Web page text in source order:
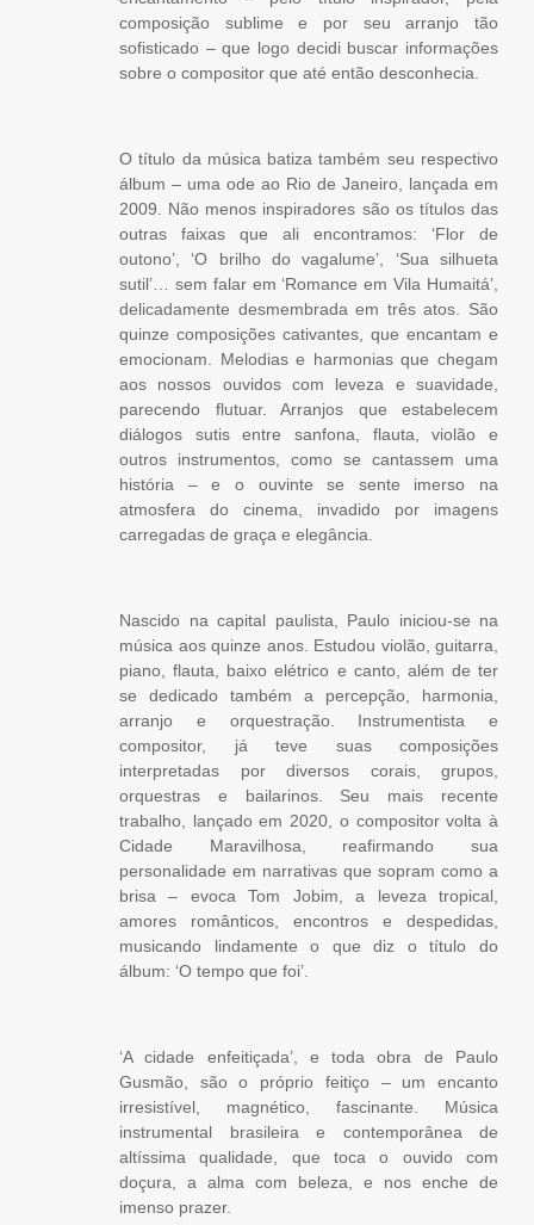
composição sublime e por seu arranjo tão
sofisticado – que logo decidi buscar informações
sobre o compositor que até então desconhecia.
O título da música batiza também seu respectivo
álbum – uma ode ao Rio de Janeiro, lançada em
2009. Não menos inspiradores são os títulos das
outras faixas que ali encontramos: ‘Flor de
outono’, ‘O brilho do vagalume’, ‘Sua silhueta
sutil’… sem falar em ‘Romance em Vila Humaitá’,
delicadamente desmembrada em três atos. São
quinze composições cativantes, que encantam e
emocionam. Melodias e harmonias que chegam
aos nossos ouvidos com leveza e suavidade,
parecendo flutuar. Arranjos que estabelecem
diálogos sutis entre sanfona, flauta, violão e
outros instrumentos, como se cantassem uma
história – e o ouvinte se sente imerso na
atmosfera do cinema, invadido por imagens
carregadas de graça e elegância.
Nascido na capital paulista, Paulo iniciou-se na
música aos quinze anos. Estudou violão, guitarra,
piano, flauta, baixo elétrico e canto, além de ter
se dedicado também a percepção, harmonia,
arranjo e orquestração. Instrumentista e
compositor, já teve suas composições
interpretadas por diversos corais, grupos,
orquestras e bailarinos. Seu mais recente
trabalho, lançado em 2020, o compositor volta à
Cidade Maravilhosa, reafirmando sua
personalidade em narrativas que sopram como a
brisa – evoca Tom Jobim, a leveza tropical,
amores românticos, encontros e despedidas,
musicando lindamente o que diz o título do
álbum: ‘O tempo que foi’.
‘A cidade enfeitiçada’, e toda obra de Paulo
Gusmão, são o próprio feitiço – um encanto
irresistível, magnético, fascinante. Música
instrumental brasileira e contemporânea de
altíssima qualidade, que toca o ouvido com
doçura, a alma com beleza, e nos enche de
imenso prazer.